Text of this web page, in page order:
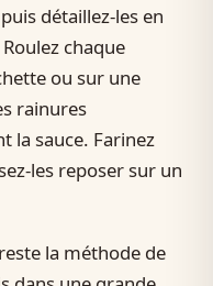
détaillez-les en
chaque
ou sur une
rainures
la sauce. Farinez
les reposer sur un
la méthode de